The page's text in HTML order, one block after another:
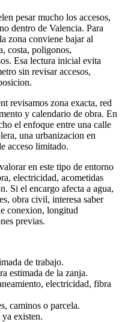
pesar mucho los accesos,
dentro de Valencia. Para
zona conviene bajar al
costa, poligonos,
Esa lectura inicial evita
sin revisar accesos,
revisamos zona exacta, red
y calendario de obra. En
el enfoque entre una calle
una urbanizacion en
acceso limitado.
en este tipo de entorno
electricidad, acometidas
Si el encargo afecta a agua,
obra civil, interesa saber
conexion, longitud
previas.
de trabajo.
estimada de la zanja.
electricidad, fibra
caminos o parcela.
existen.